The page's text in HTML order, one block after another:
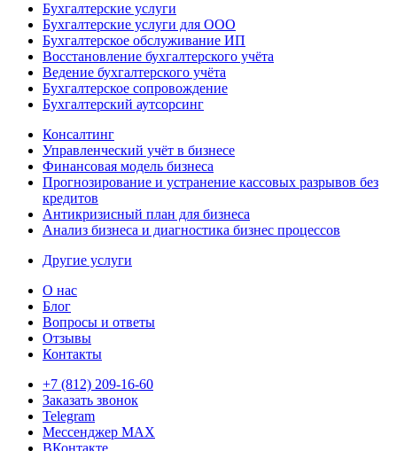
Бухгалтерские услуги
Бухгалтерские услуги для ООО
Бухгалтерское обслуживание ИП
Восстановление бухгалтерского учёта
Ведение бухгалтерского учёта
Бухгалтерское сопровождение
Бухгалтерский аутсорсинг
Консалтинг
Управленческий учёт в бизнесе
Финансовая модель бизнеса
Прогнозирование и устранение кассовых разрывов без
кредитов
Антикризисный план для бизнеса
Анализ бизнеса и диагностика бизнес процессов
Другие услуги
О нас
Блог
Вопросы и ответы
Отзывы
Контакты
+7 (812) 209-16-60
Заказать звонок
Telegram
Мессенджер MAX